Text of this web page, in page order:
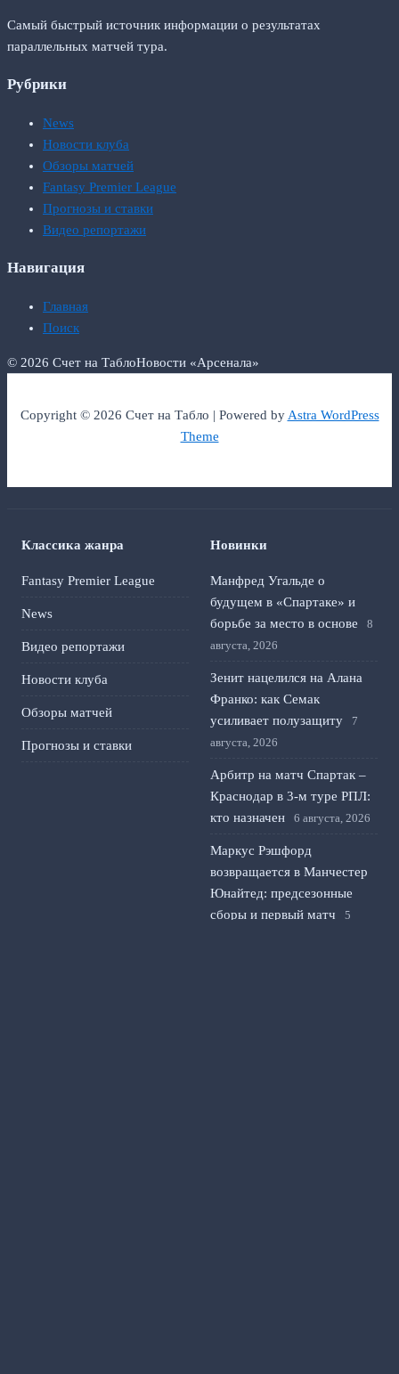
Самый быстрый источник информации о результатах
параллельных матчей тура.
Рубрики
News
Новости клуба
Обзоры матчей
Fantasy Premier League
Прогнозы и ставки
Видео репортажи
Навигация
Главная
Поиск
© 2026 Счет на ТаблоНовости «Арсенала»
Copyright © 2026 Счет на Табло | Powered byAstra WordPress
Theme
Классика жанра
Fantasy Premier League
News
Видео репортажи
Новости клуба
Обзоры матчей
Прогнозы и ставки
Новинки
Манфред Угальде о
будущем в «Спартаке» и
борьбе за место в основе
8
августа, 2026
Зенит нацелился на Алана
Франко: как Семак
усиливает полузащиту
7
августа, 2026
Арбитр на матч Спартак –
Краснодар в 3-м туре РПЛ:
кто назначен
6 августа, 2026
Маркус Рэшфорд
возвращается в Манчестер
Юнайтед: предсезонные
сборы и первый матч
5